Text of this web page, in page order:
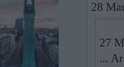
28
27
...